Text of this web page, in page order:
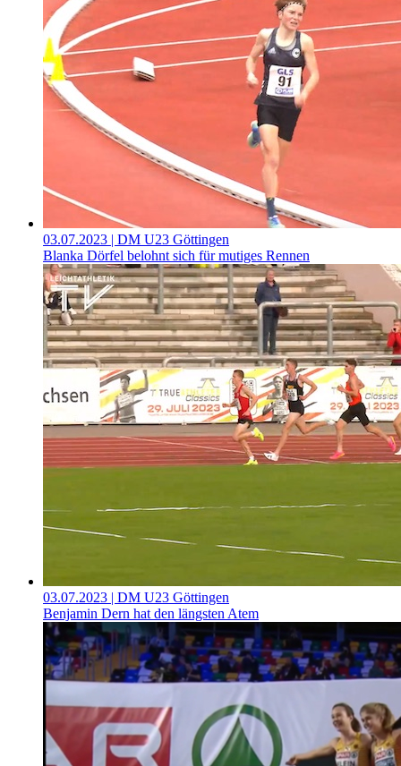
03.07.2023 | DM U23 Göttingen
Blanka Dörfel belohnt sich für mutiges Rennen
03.07.2023 | DM U23 Göttingen
Benjamin Dern hat den längsten Atem